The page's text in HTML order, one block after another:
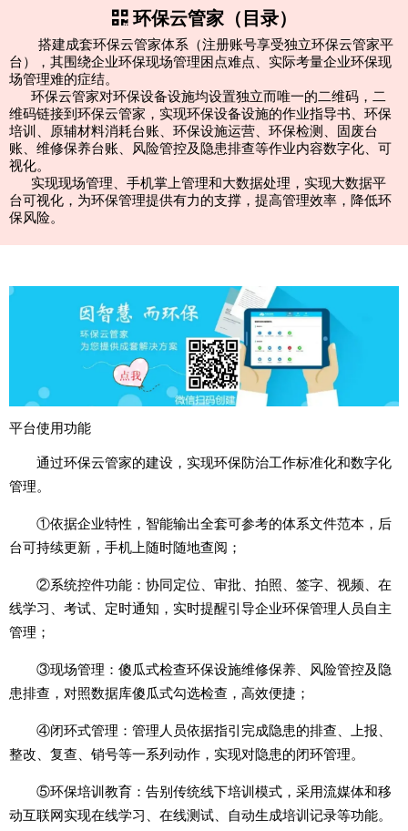
环保云管家（目录）
搭建成套环保云管家体系（注册账号享受独立环保云管家平
台），其围绕企业环保现场管理困点难点、实际考量企业环保现
场管理难的症结。
环保云管家对环保设备设施均设置独立而唯一的二维码，二
维码链接到环保云管家，实现环保设备设施的作业指导书、环保
培训、原辅材料消耗台账、环保设施运营、环保检测、固废台
账、维修保养台账、风险管控及隐患排查等作业内容数字化、可
视化。
实现现场管理、手机掌上管理和大数据处理，实现大数据平
台可视化，为环保管理提供有力的支撑，提高管理效率，降低环
保风险。
平台使用功能
通过环保云管家的建设，实现环保防治工作标准化和数字化
管理。
①依据企业特性，智能输出全套可参考的体系文件范本，后
台可持续更新，手机上随时随地查阅；
②系统控件功能：协同定位、审批、拍照、签字、视频、在
线学习、考试、定时通知， 实时提醒引导企业环保管理人员自主
管理；
③现场管理：傻瓜式检查环保设施维修保养、风险管控及隐
患排查，对照数据库傻瓜式勾选检查，高效便捷；
④闭环式管理：管理人员依据指引完成隐患的排查、上报、
整改、复查、销号等一系列动作，实现对隐患的闭环管理。
⑤环保培训教育：告别传统线下培训模式，采用流媒体和移
动互联网实现在线学习、在线测试、自动生成培训记录等功能。